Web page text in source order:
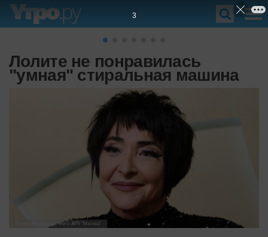
Лолите не понравилась
"умная" стиральная машина
Лолита Милявская. Фото: АГН "Москва"
2